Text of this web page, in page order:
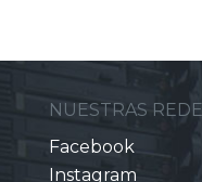
NUESTRAS
Facebook
Instagram